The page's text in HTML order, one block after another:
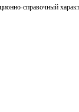
справочный